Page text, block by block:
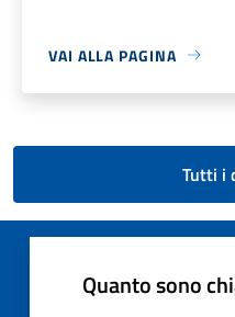
VAI ALLA PAGINA
Tutti i
Quanto sono